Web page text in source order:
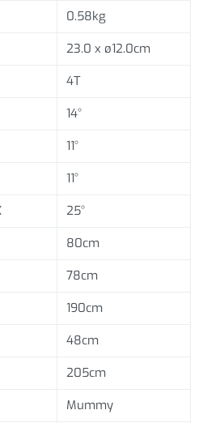
0.58kg
23.0 x ø12.0cm
4T
14°
11°
11°
25°
80cm
78cm
190cm
48cm
205cm
Mummy